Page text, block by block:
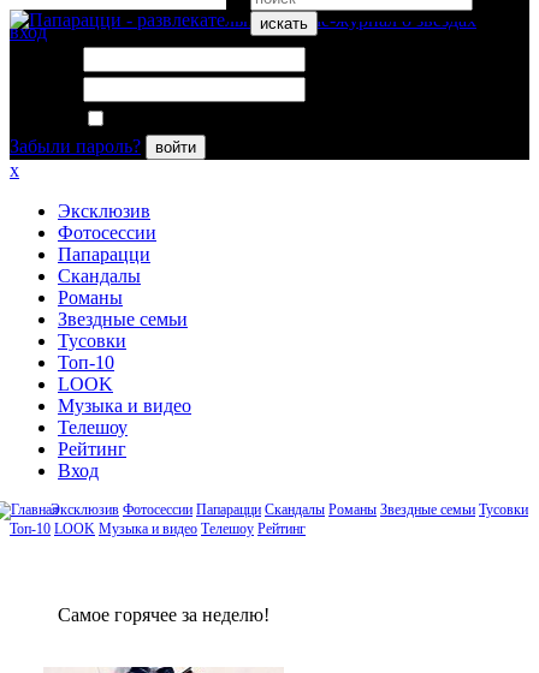
искать
вход
Забыли пароль?
войти
x
Эксклюзив
Фотосессии
Папарацци
Скандалы
Романы
Звездные семьи
Тусовки
Топ-10
LOOK
Музыка и видео
Телешоу
Рейтинг
Вход
Эксклюзив Фотосессии Папарацци Скандалы Романы Звездные семьи Тусовки
Топ-10 LOOK Музыка и видео Телешоу Рейтинг
Сaмое гoрячее за неделю!